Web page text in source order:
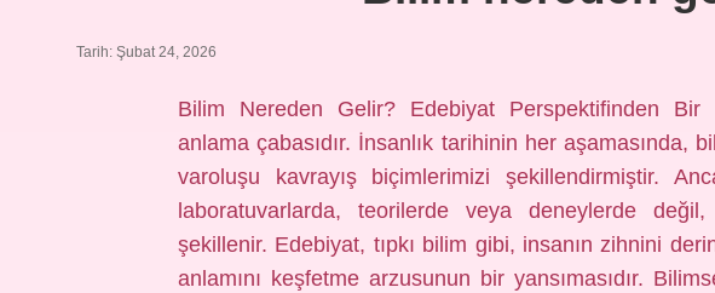
Tarih: Şubat 24, 2026
Bilim Nereden Gelir? Edebiyat Perspektifinden Bir
anlama çabasıdır. İnsanlık tarihinin her aşamasında,
varoluşu kavrayış biçimlerimizi şekillendirmiştir.
laboratuvarlarda, teorilerde veya deneylerde
şekillenir. Edebiyat, tıpkı bilim gibi, insanın zihnini
anlamını keşfetme arzusunun bir yansımasıdır.